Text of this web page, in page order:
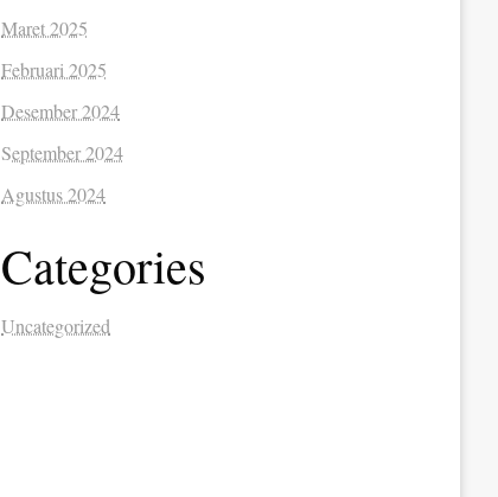
Maret 2025
Februari 2025
Desember 2024
September 2024
Agustus 2024
Categories
Uncategorized